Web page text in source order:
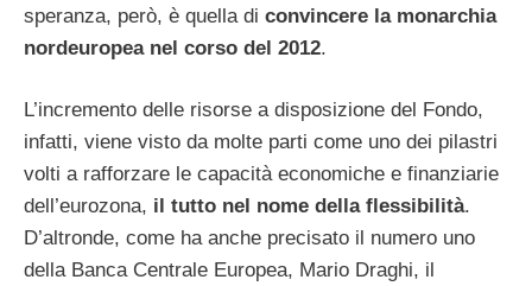
speranza, però, è quella di convincere la monarchia
nordeuropea nel corso del 2012.
L’incremento delle risorse a disposizione del Fondo,
infatti, viene visto da molte parti come uno dei pilastri
volti a rafforzare le capacità economiche e finanziarie
dell’eurozona, il tutto nel nome della flessibilità.
D’altronde, come ha anche precisato il numero uno
della Banca Centrale Europea, Mario Draghi, il